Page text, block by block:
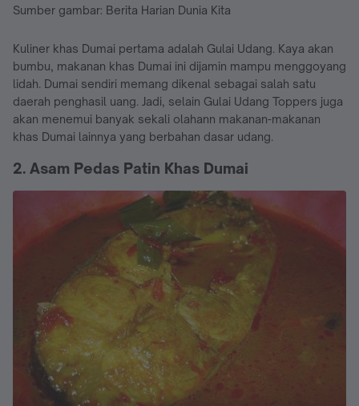
Sumber gambar: Berita Harian Dunia Kita
Kuliner khas Dumai pertama adalah Gulai Udang. Kaya akan
bumbu, makanan khas Dumai ini dijamin mampu menggoyang
lidah. Dumai sendiri memang dikenal sebagai salah satu
daerah penghasil uang. Jadi, selain Gulai Udang Toppers juga
akan menemui banyak sekali olahann makanan-makanan
khas Dumai lainnya yang berbahan dasar udang.
2. Asam Pedas Patin Khas Dumai